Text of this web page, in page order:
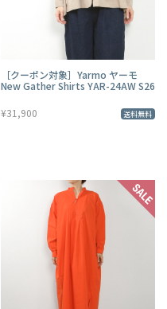
［クーポン対象］Yarmo ヤーモ
New Gather Shirts YAR-24AW S26
¥31,900 送料無料